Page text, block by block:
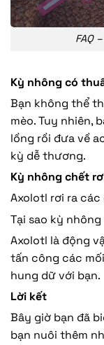
FAQ
Kỳ nhông có
Bạn không thể
mèo. Tuy nhiên,
lồng rồi đưa về
kỳ dễ thương.
Kỳ nhông chết
Axolotl rơi ra
Tại sao kỳ
Axolotl là động
tấn công các
hung dữ với bạn.
Lời kết
Bây giờ bạn đã
bạn nuôi thêm